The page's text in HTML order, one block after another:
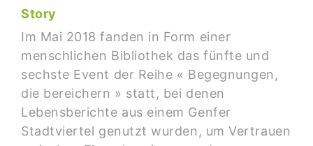
Story
Im Mai 2018 fanden in Form einer
menschlichen Bibliothek das fünfte und
sechste Event der Reihe « Begegnungen,
die bereichern » statt, bei denen
Lebensberichte aus einem Genfer
Stadtviertel genutzt wurden, um Vertrauen